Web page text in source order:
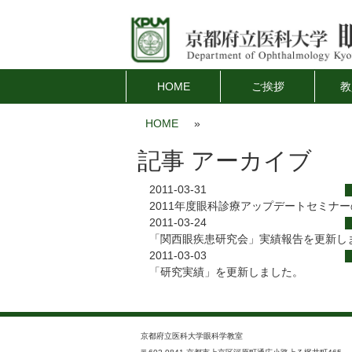
HOME ご挨拶
HOME »
記事 アーカイブ
2011-03-31
2011年度眼科診療アップデートセミナ
2011-03-24
「関西眼疾患研究会」実績報告を更新し
2011-03-03
「研究実績」を更新しました。
京都府立医科大学眼科学教室